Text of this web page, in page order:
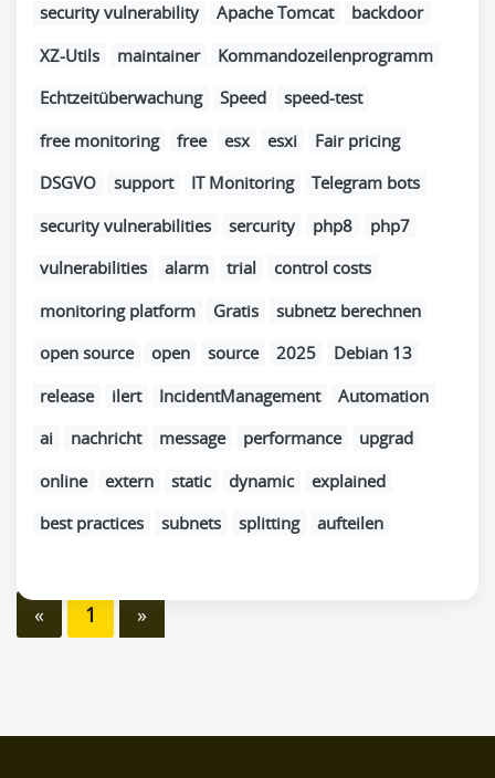
security vulnerability
Apache Tomcat
backdoor
XZ-Utils
maintainer
Kommandozeilenprogramm
Echtzeitüberwachung
Speed
speed-test
free monitoring
free esx esxi
Fair pricing
DSGVO
support IT Monitoring
Telegram bots
security vulnerabilities
sercurity php8
php7
vulnerabilities
alarm trial
control costs
monitoring platform
Gratis
subnetz berechnen
open source
open source 2025
Debian 13
release
ilert IncidentManagement
Automation
ai
nachricht message performance
upgrad
online
extern static dynamic
explained
best practices
subnets splitting aufteilen
« 1 »